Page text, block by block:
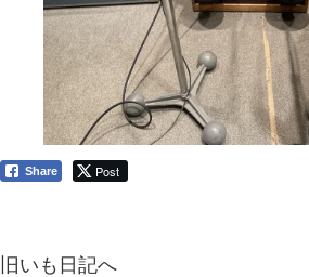
Share Post
旧いも日記へ